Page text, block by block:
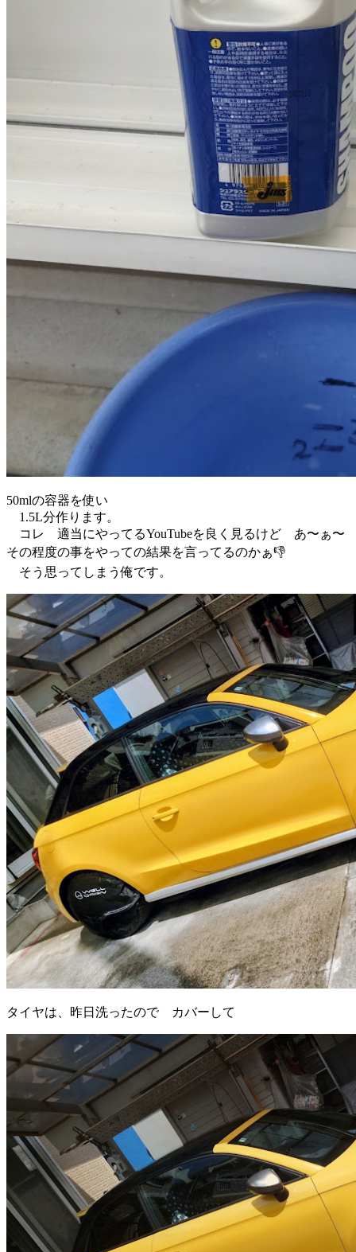
50mlの容器を使い
1.5L分作ります。
コレ 適当にやってるYouTubeを良く見るけど あ〜ぁ〜
その程度の事をやっての結果を言ってるのかぁ👎️
そう思ってしまう俺です。
タイヤは、昨日洗ったので カバーして